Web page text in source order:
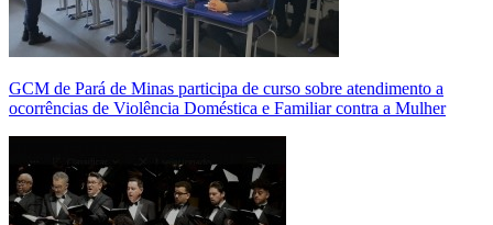
GCM de Pará de Minas participa de curso sobre atendimento a
ocorrências de Violência Doméstica e Familiar contra a Mulher